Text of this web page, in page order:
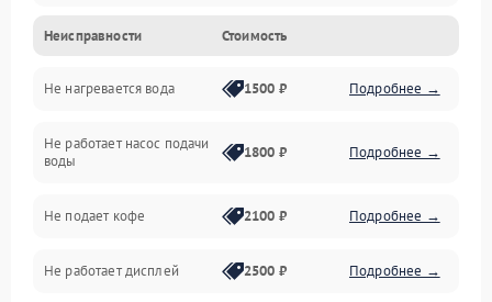
Прочие неисправности
Включение и работа
Проблемы с водой
Проблемы с капучинатором и паром
Управление и электроника
Неисправности Стоимость
Не нагревается вода 1500 ₽ Подробнее →
Не работает насос подачи
воды
1800 ₽ Подробнее →
Не подает кофе 2100 ₽ Подробнее →
Не работает дисплей 2500 ₽ Подробнее →